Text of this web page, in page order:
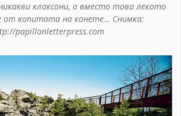
клаксони, а вместо това лекото
от копитата на конете… Снимка:
papillonletterpress.com